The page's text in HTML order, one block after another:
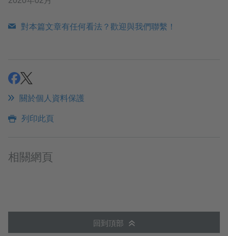
對本篇文章有任何看法？歡迎與我們聯繫！
分享分享
關於個人資料保護
列印此頁
相關網頁
回到頂部